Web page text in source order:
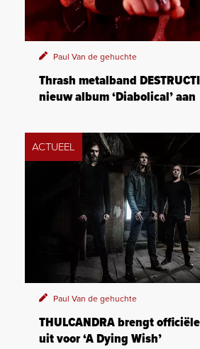
Paul Van de gehuchte
Thrash metalband
nieuw album ‘Diabolical’ aan
ACTUEEL
Paul Van de gehuchte
THULCANDRA brengt
uit voor ‘A Dying Wish’